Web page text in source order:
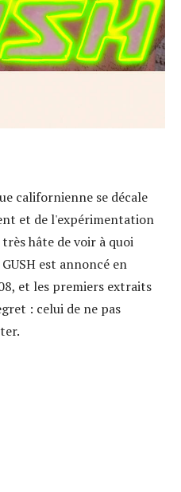
californienne se décale
et de l'expérimentation
hâte de voir à quoi
est annoncé en
et les premiers extraits
: celui de ne pas